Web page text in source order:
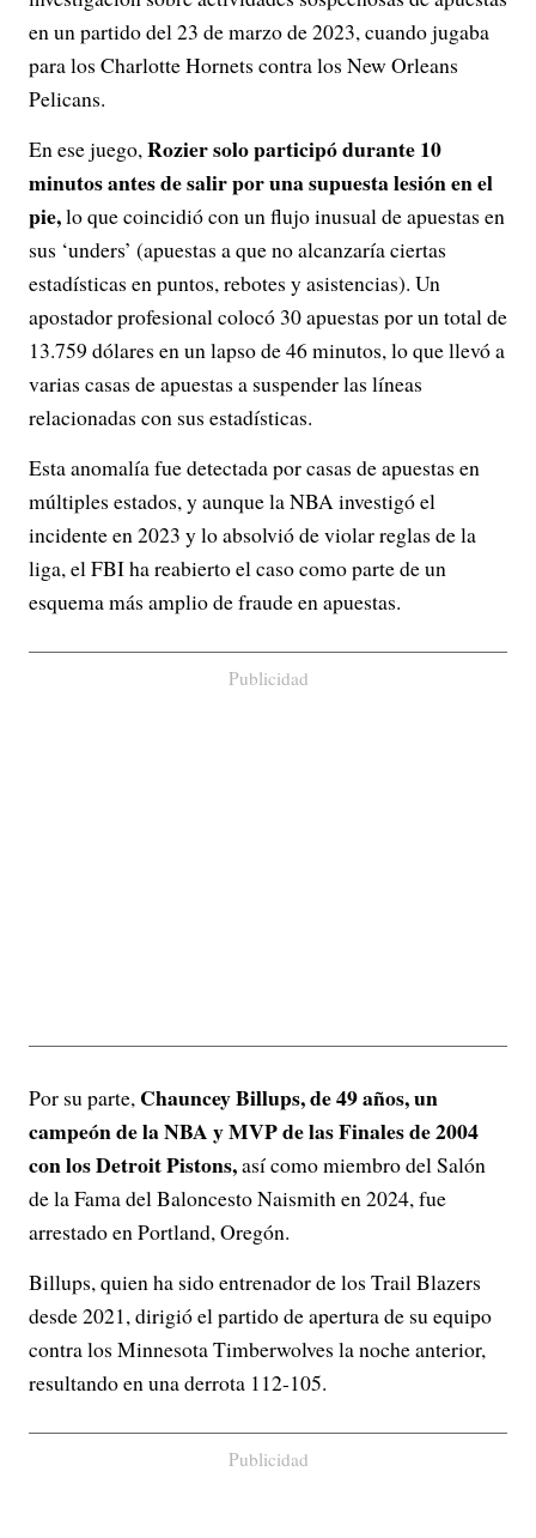
en un partido del 23 de marzo de 2023, cuando jugaba
para los Charlotte Hornets contra los New Orleans
Pelicans.
En ese juego,Rozier solo participó durante 10
minutos antes de salir por una supuesta lesión en el
pie,lo que coincidió con un flujo inusual de apuestas en
sus ‘unders’ (apuestas a que no alcanzaría ciertas
estadísticas en puntos, rebotes y asistencias). Un
apostador profesional colocó 30 apuestas por un total de
13.759 dólares en un lapso de 46 minutos, lo que llevó a
varias casas de apuestas a suspender las líneas
relacionadas con sus estadísticas.
Esta anomalía fue detectada por casas de apuestas en
múltiples estados, y aunque la NBA investigó el
incidente en 2023 y lo absolvió de violar reglas de la
liga, el FBI ha reabierto el caso como parte de un
esquema más amplio de fraude en apuestas.
Publicidad
Por su parte, Chauncey Billups, de 49 años, un
campeón de la NBA y MVP de las Finales de 2004
con los Detroit Pistons,así como miembro del Salón
de la Fama del Baloncesto Naismith en 2024, fue
arrestado en Portland, Oregón.
Billups, quien ha sido entrenador de los Trail Blazers
desde 2021, dirigió el partido de apertura de su equipo
contra los Minnesota Timberwolves la noche anterior,
resultando en una derrota 112-105.
Publicidad